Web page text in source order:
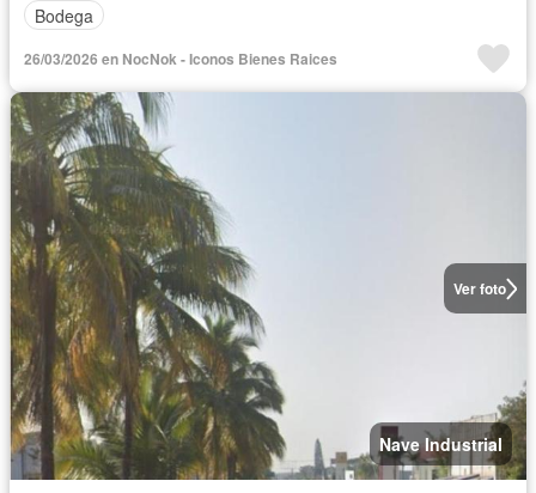
Bodega
26/03/2026 en NocNok - Iconos Bienes Raices
Ver foto
Nave Industrial